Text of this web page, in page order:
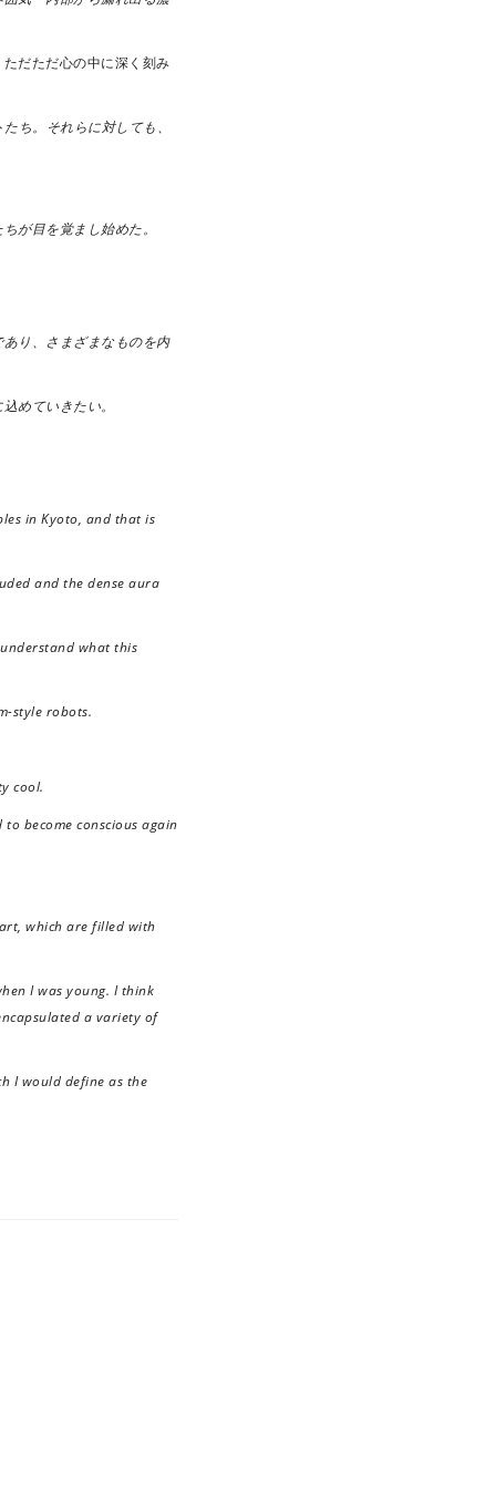
だただ心の中に深く刻み
ち。それらに対しても、
が目を覚まし始めた。
り、さまざまなものを内
めていきたい。
in Kyoto, and that is
and the dense aura
what this
style robots.
cool.
become conscious again
which are filled with
I was young. I think
a variety of
I would define as the